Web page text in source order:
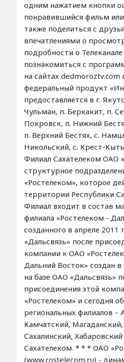
одним нажатием кнопки
понравившийся фильм
также поделиться с
впечатлениями о
подробности о
познакомиться с
на сайтах dedmoroztv.com
федеральный продукт
предоставляется в г.
Чульман, п. Беркакит, п.
Покровск, п. Нижний
п. Верхний Бестях, с.
Никольский, с. Крест-
Филиал Сахателеком ОАО
структурное
«Ростелеком», которое
территории Республики
Филиал входит в состав
филиала «Ростелеком -
созданного в апреле 2011
«Дальсвязь» после
компании к ОАО
Дальний Восток» создан в
на базе ОАО «Дальсвязь»
присоединения этой
«Ростелеком» и сегодня
региональных филиалов –
Камчатский,
Сахалинский,
Сахателеком. * * * ОАО
(www.rostelecom.ru) -